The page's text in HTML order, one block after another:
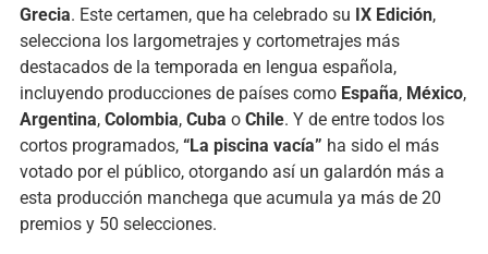
Grecia. Este certamen, que ha celebrado su IX Edición,
selecciona los largometrajes y cortometrajes más
destacados de la temporada en lengua española,
incluyendo producciones de países como España, México,
Argentina, Colombia, Cuba o Chile. Y de entre todos los
cortos programados, “La piscina vacía” ha sido el más
votado por el público, otorgando así un galardón más a
esta producción manchega que acumula ya más de 20
premios y 50 selecciones.